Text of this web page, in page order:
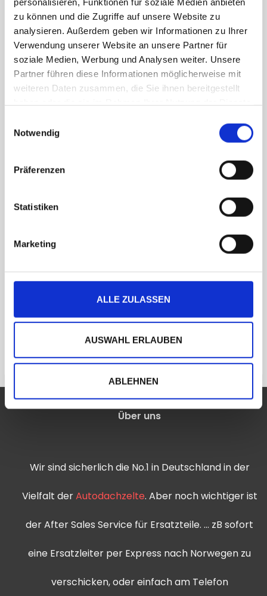
zu können und die Zugriffe auf unsere Website zu
analysieren. Außerdem geben wir Informationen zu Ihrer
Verwendung unserer Website an unsere Partner für
soziale Medien, Werbung und Analysen weiter. Unsere
Partner führen diese Informationen möglicherweise mit
weiteren Daten zusammen, die Sie ihnen bereitgestellt
Notwendig
Präferenzen
Statistiken
Marketing
ALLE ZULASSEN
AUSWAHL ERLAUBEN
ABLEHNEN
Angebot!
Kanisterpumpe
Angebot!
Magic Kitchen
Küche und Kochen
Camping Grill
27,30 €
Küche und Kochen
Petrol Aid
98,00
Über uns
Wir sind sicherlich die No.1 in Deutschland in der
Vielfalt derAutodachzelte. Aber noch wichtiger ist
der After Sales Service für Ersatzteile. … zB sofort
eine Ersatzleiter per Express nach Norwegen zu
verschicken, oder einfach am Telefon